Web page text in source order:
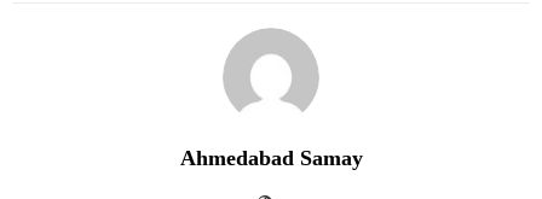
Ahmedabad Samay